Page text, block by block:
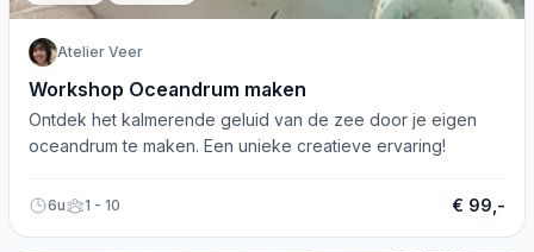
Atelier Veer
Workshop Oceandrum maken
Ontdek het kalmerende geluid van de zee door je eigen
oceandrum te maken. Een unieke creatieve ervaring!
6u 1 - 10 € 99,-